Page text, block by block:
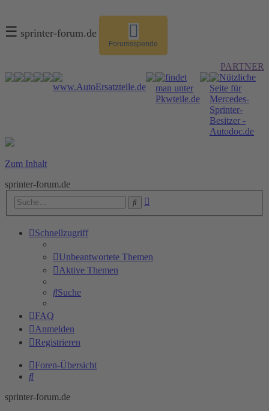
☰ sprinter-forum.de
Forumsspende
PARTNER
Zum Inhalt
sprinter-forum.de
Suche
Schnellzugriff
Unbeantwortete Themen
Aktive Themen
Suche
FAQ
Anmelden
Registrieren
Foren-Übersicht
Suche
sprinter-forum.de